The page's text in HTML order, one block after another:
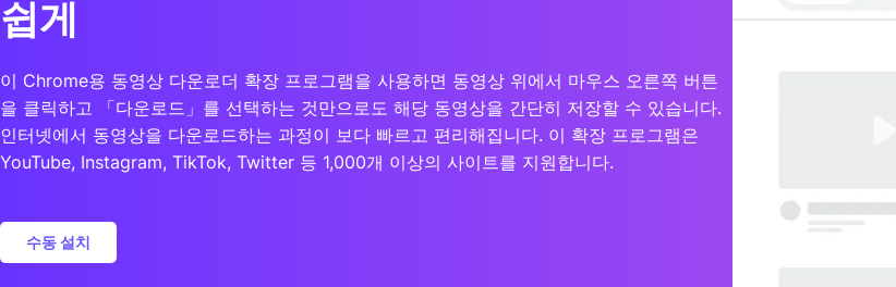
쉽게
이 Chrome용 동영상 다운로더 확장 프로그램을 사용하면 동영상 위에서 마우스 오른쪽 버튼
을 클릭하고 「다운로드」를 선택하는 것만으로도 해당 동영상을 간단히 저장할 수 있습니다.
인터넷에서 동영상을 다운로드하는 과정이 보다 빠르고 편리해집니다. 이 확장 프로그램은
YouTube, Instagram, TikTok, Twitter 등 1,000개 이상의 사이트를 지원합니다.
수동 설치